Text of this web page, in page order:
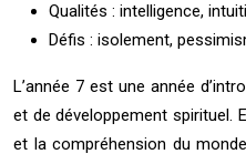
Qualités : intelligence,
Défis : isolement,
L’année 7 est une année
et de développement spirituel.
et la compréhension du